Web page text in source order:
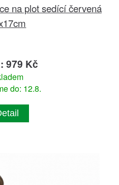
na plot sedící červená
979 Kč
do: 12.8.